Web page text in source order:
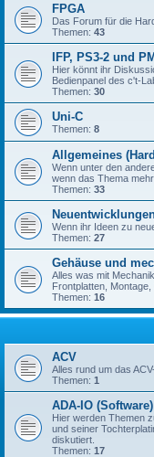
FPGA
Das Forum für die
Themen: 43
IFP, PS3-2 und
Hier könnt ihr
Bedienpanel des c't-
Themen: 30
Uni-C
Themen: 8
Allgemeines
Wenn unter den
wenn das Thema
Themen: 33
Wenn ihr Ideen zu
Themen: 27
Gehäuse und
Alles was mit
Frontplatten, Montage,
Themen: 16
ACV
Alles rund um das
Themen: 1
ADA-IO (Software)
Hier werden Themen
und seiner
diskutiert.
Themen: 17